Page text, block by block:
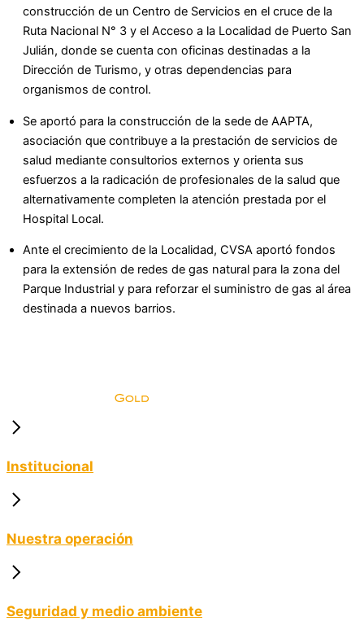
construcción de un Centro de Servicios en el cruce de la
Ruta Nacional N° 3 y el Acceso a la Localidad de Puerto San
Julián, donde se cuenta con oficinas destinadas a la
Dirección de Turismo, y otras dependencias para
organismos de control.
Se aportó para la construcción de la sede de AAPTA,
asociación que contribuye a la prestación de servicios de
salud mediante consultorios externos y orienta sus
esfuerzos a la radicación de profesionales de la salud que
alternativamente completen la atención prestada por el
Hospital Local.
Ante el crecimiento de la Localidad, CVSA aportó fondos
para la extensión de redes de gas natural para la zona del
Parque Industrial y para reforzar el suministro de gas al área
destinada a nuevos barrios.
Institucional
Nuestra operación
Seguridad y medio ambiente